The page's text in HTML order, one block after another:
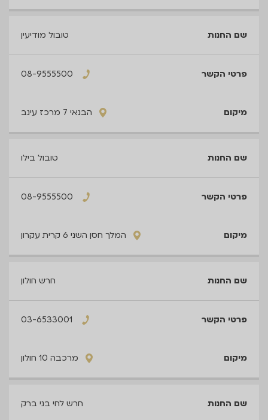
טובול מודיעין
הבנאי 7 מרכז עינב
טובול בילו
המלך חסן השני 6 קרית עקרון
חרש חולון
מרכבה 10 חולון
חרש לחי בני ברק